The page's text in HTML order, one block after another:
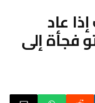
عاد
فجأة إلى